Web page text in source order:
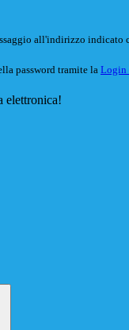
all'indirizzo indicato
password tramite la Login
elettronica!